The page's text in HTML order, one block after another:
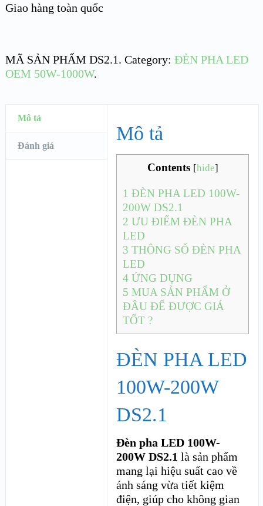
Giao hàng toàn quốc
MÃ SẢN PHẨM DS2.1. Category: ĐÈN PHA LED
OEM 50W-1000W.
Mô tả
Đánh giá
Mô tả
Contents [hide]
1 ĐÈN PHA LED 100W-
200W DS2.1
2 ƯU ĐIỂM ĐÈN PHA
LED
3 THÔNG SỐ ĐÈN PHA
LED
4 ỨNG DỤNG
5 MUA SẢN PHẨM Ở
ĐÂU ĐỂ ĐƯỢC GIÁ
TỐT ?
ĐÈN PHA LED
100W-200W
DS2.1
Đèn pha LED 100W-
200W DS2.1là sản phẩm
mang lại hiệu suất cao về
ánh sáng vừa tiết kiệm
điện, giúp cho không gian